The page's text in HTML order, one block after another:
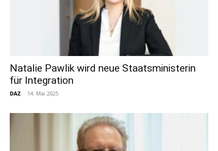
Natalie Pawlik wird neue Staatsministerin
für Integration
DAZ - 14. Mai 2025